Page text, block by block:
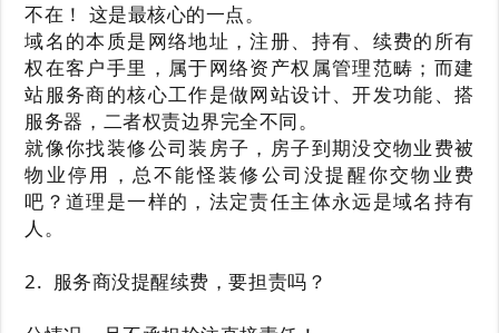
不在！ 这是最核心的一点。
域名的本质是网络地址，注册、持有、续费的所有
权在客户手里，属于网络资产权属管理范畴；而建
站服务商的核心工作是做网站设计、开发功能、搭
服务器，二者权责边界完全不同。
就像你找装修公司装房子，房子到期没交物业费被
物业停用，总不能怪装修公司没提醒你交物业费
吧？道理是一样的，法定责任主体永远是域名持有
人。
2. 服务商没提醒续费，要担责吗？